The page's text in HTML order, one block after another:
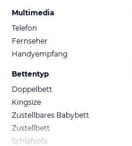
Multimedia
Telefon
Fernseher
Handyempfang
Bettentyp
Doppelbett
Kingsize
Zustellbares Babybett
Zustellbett
Schlafsofa